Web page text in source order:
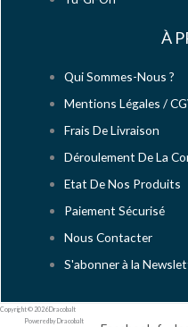
À
Qui Sommes-Nous ?
Mentions Légales /
Frais De Livraison
Déroulement De La
Etat De Nos Produits
Paiement Sécurisé
Nous Contacter
S'abonner à la
Copyright © 2026 Dracobalt
Powered by Dracobalt